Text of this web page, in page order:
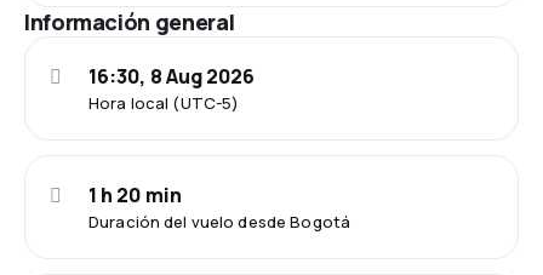
Información general
Hora local (UTC-5)
16:30, 8 Aug 2026
Duración del vuelo desde Bogotá
1 h 20 min